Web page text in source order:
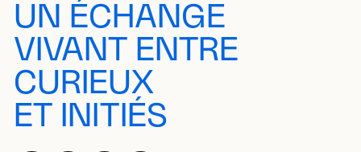
UN ÉCHANGE
VIVANT ENTRE
CURIEUX
ET INITIÉS